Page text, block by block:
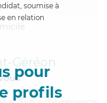
soumise à
en relation
pour
profils
Géréon